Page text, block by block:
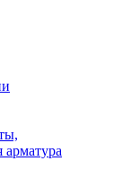
арматура